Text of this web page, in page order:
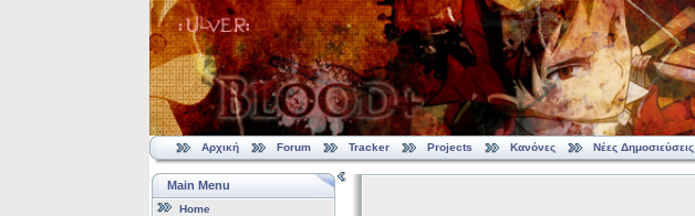
Αρχική Forum Tracker Projects Κανόνες Νέες Δημοσιεύσεις
Main Menu
Home